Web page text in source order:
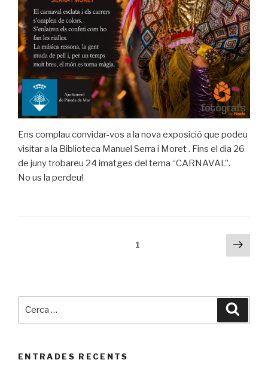
Ens complau convidar-vos a la nova exposició que podeu
visitar a la Biblioteca Manuel Serra i Moret . Fins el dia 26
de juny trobareu 24 imatges del tema “CARNAVAL”.
No us la perdeu!
1
ENTRADES RECENTS